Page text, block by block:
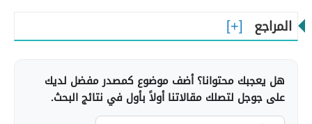
المراجع
هل يعجبك محتوانا؟ أضف موضوع كمصدر مفضل لديك
على جوجل لتصلك مقالاتنا أولاً بأول في نتائج البحث.